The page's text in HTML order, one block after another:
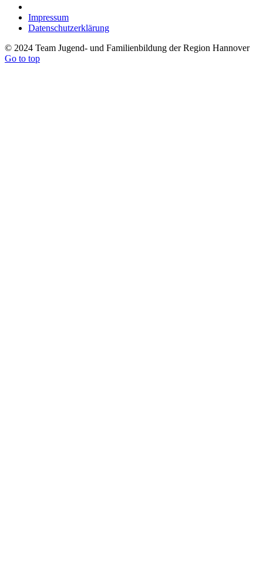
Impressum
Datenschutzerklärung
© 2024 Team Jugend- und Familienbildung der Region Hannover
Go to top